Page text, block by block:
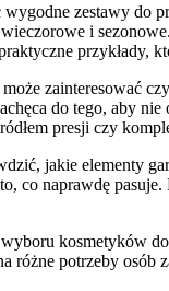
zestawy do
i
przykłady,
do tego, aby
presji czy
jakie elementy
co naprawdę
kosmetyków
potrzeby